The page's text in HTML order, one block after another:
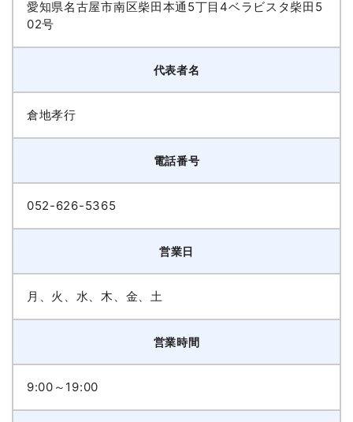
愛知県名古屋市南区柴田本通5丁目4ベラビスタ柴田5
02号
代表者名
倉地孝行
電話番号
052-626-5365
営業日
月、火、水、木、金、土
営業時間
9:00～19:00